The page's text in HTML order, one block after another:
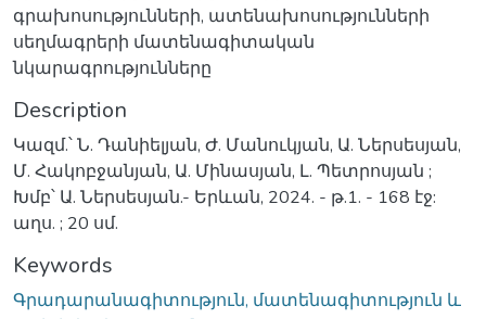
գրախոսությունների, ատենախոսությունների
սեղմագրերի մատենագիտական
նկարագրությունները
Description
Կազմ.՝ Ն. Դանիելյան, Ժ. Մանուկյան, Ա. Ներսեսյան,
Մ. Հակոբջանյան, Ա. Մինասյան, Լ. Պետրոսյան ;
Խմբ՝ Ա. Ներսեսյան.- Երևան, 2024. - թ.1. - 168 էջ:
աղս. ; 20 սմ.
Keywords
Գրադարանագիտություն, մատենագիտություն և